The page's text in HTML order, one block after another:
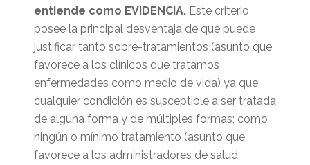
entiende como EVIDENCIA.Este criterio
posee la principal desventaja de que puede
justificar tanto sobre-tratamientos (asunto que
favorece a los clínicos que tratamos
enfermedades como medio de vida) ya que
cualquier condición es susceptible a ser tratada
de alguna forma y de múltiples formas; como
ningún o mínimo tratamiento (asunto que
favorece a los administradores de salud